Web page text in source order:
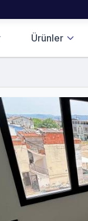
Ürünler